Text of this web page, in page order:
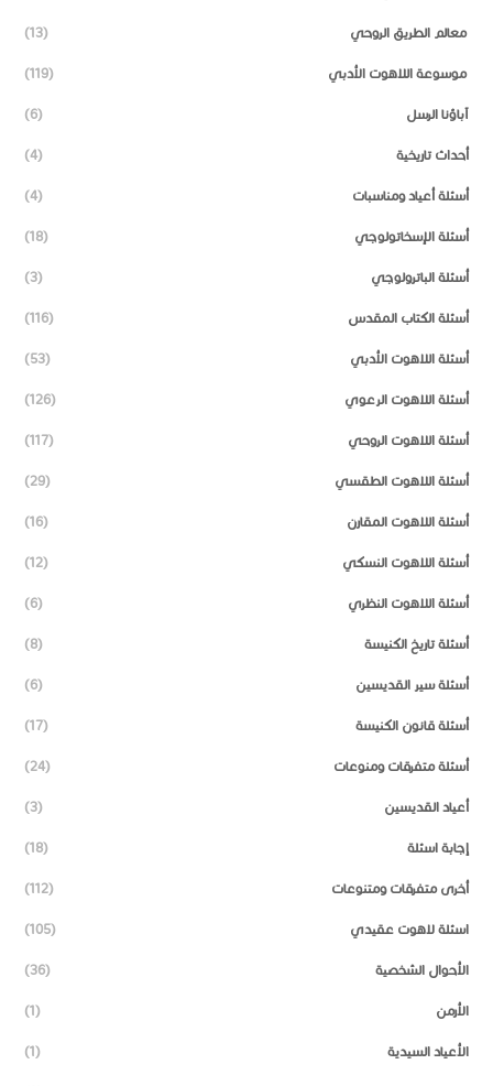
معالم الطريق الروحي (13)
موسوعة اللاهوت الأدبي (119)
آباؤنا الرسل (6)
أحداث تاريخية (4)
أسئلة أعياد ومناسبات (4)
أسئلة الإسخاتولوجي (18)
أسئلة الباترولوجي (3)
أسئلة الكتاب المقدس (116)
أسئلة اللاهوت الأدبي (53)
أسئلة اللاهوت الرعوي (126)
أسئلة اللاهوت الروحي (117)
أسئلة اللاهوت الطقسي (29)
أسئلة اللاهوت المقارن (16)
أسئلة اللاهوت النسكي (12)
أسئلة اللاهوت النظري (6)
أسئلة تاريخ الكنيسة (8)
أسئلة سير القديسين (6)
أسئلة قانون الكنيسة (17)
أسئلة متفرقات ومنوعات (24)
أعياد القديسين (3)
إجابة اسئلة (18)
أخرى متفرقات ومتنوعات (112)
اسئلة لاهوت عقيدي (105)
الأحوال الشخصية (36)
الأرمن (1)
الأعياد السيدية (1)